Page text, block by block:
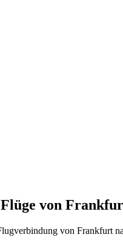
Flüge von
von Frankfurt